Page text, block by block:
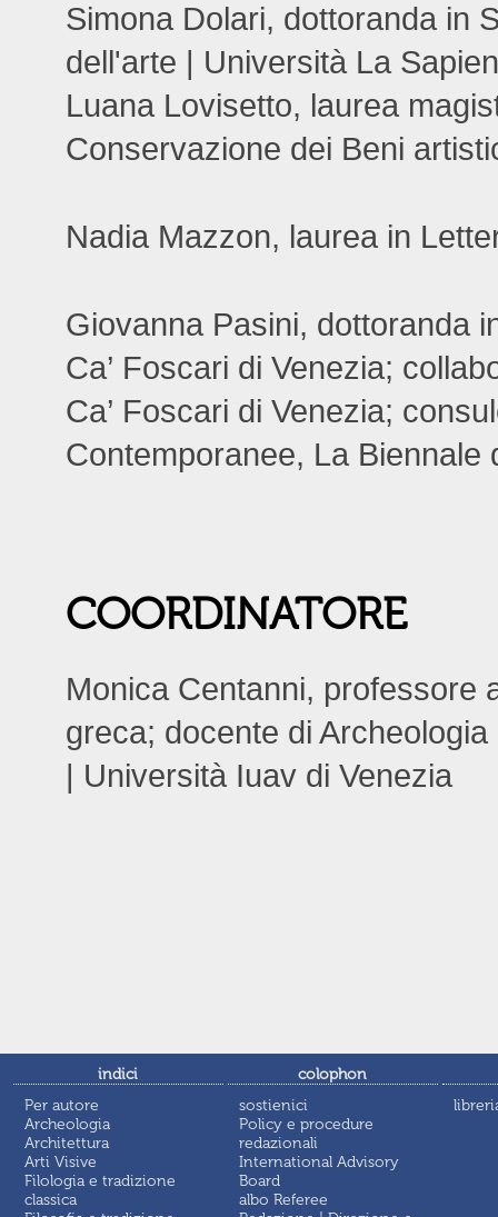
Simona Dolari, dottoranda in
dell'arte | Università La
Luana Lovisetto, laurea
Conservazione dei Beni
Nadia Mazzon, laurea in
Giovanna Pasini, dottoranda
Ca’ Foscari di Venezia;
Ca’ Foscari di Venezia;
Contemporanee, La Biennale
COORDINATORE
Monica Centanni, professore
greca; docente di
| Università Iuav di Venezia
indici
Per autore
Archeologia
Architettura
Arti Visive
Filologia e tradizione
classica
colophon
sostienici
Policy e procedure
redazionali
International Advisory
Board
albo Referee